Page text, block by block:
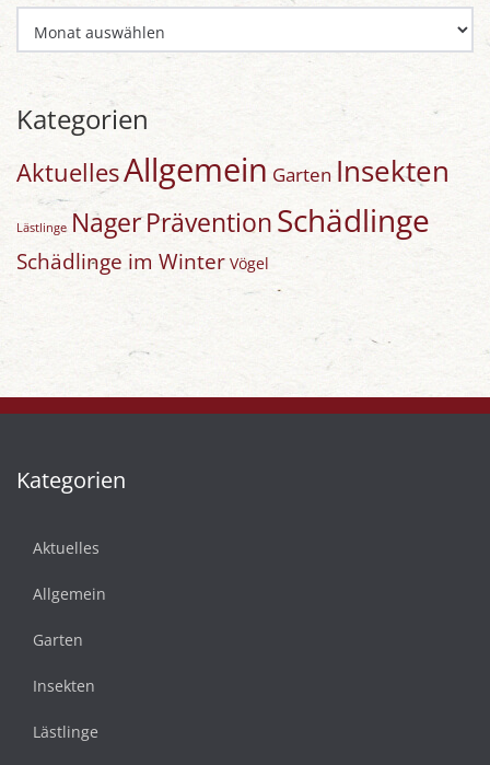
Kategorien
AktuellesAllgemein Garten Insekten
Lästlinge NagerPräventionSchädlinge
Schädlinge im Winter Vögel
Kategorien
Aktuelles
Allgemein
Garten
Insekten
Lästlinge